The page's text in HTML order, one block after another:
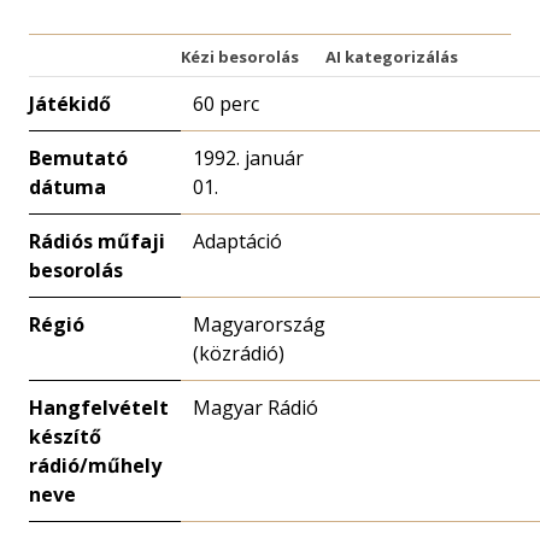
Kézi besorolás AI kategorizálás
Játékidő 60 perc
Bemutató
dátuma
1992. január
01.
Rádiós műfaji
besorolás
Adaptáció
Régió
Magyarország
(közrádió)
Hangfelvételt
készítő
rádió/műhely
neve
Magyar Rádió